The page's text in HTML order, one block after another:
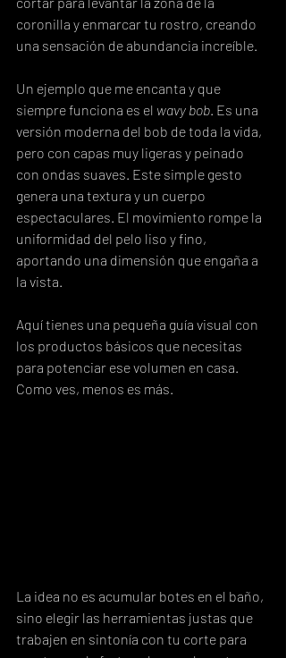
coronilla y enmarcar tu rostro, creando
una sensación de abundancia increíble.
Un ejemplo que me encanta y que
siempre funciona es el wavy bob. Es una
versión moderna del bob de toda la vida,
pero con capas muy ligeras y peinado
con ondas suaves. Este simple gesto
genera una textura y un cuerpo
espectaculares. El movimiento rompe la
uniformidad del pelo liso y fino,
aportando una dimensión que engaña a
la vista.
Aquí tienes una pequeña guía visual con
los productos básicos que necesitas
para potenciar ese volumen en casa.
Como ves, menos es más.
La idea no es acumular botes en el baño,
sino elegir las herramientas justas que
trabajen en sintonía con tu corte para